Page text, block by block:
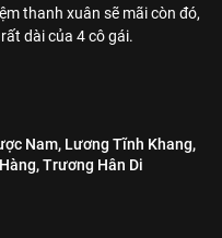
thanh xuân sẽ mãi còn đó,
dài của 4 cô gái.
Nam, Lương Tĩnh Khang,
Trương Hân Di